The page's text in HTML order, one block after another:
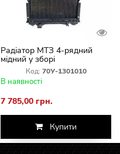
Радіатор МТЗ 4-рядний
мідний у зборі
Код: 70У-1301010
В наявності
7 785,00 грн.
Купити